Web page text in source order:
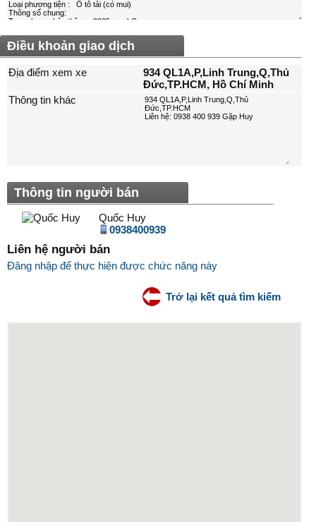
Điều khoản giao dịch
Địa điểm xem xe
934 QL1A,P,Linh Trung,Q,Thủ
Đức,TP.HCM, Hồ Chí Minh
Thông tin khác
Thông tin người bán
Quốc Huy
0938400939
Liên hệ người bán
Đăng nhập để thực hiện được chức năng này
Trở lại kết quả tìm kiếm